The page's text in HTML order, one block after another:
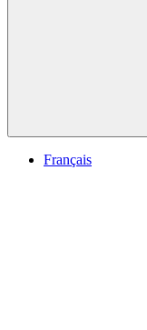
Français